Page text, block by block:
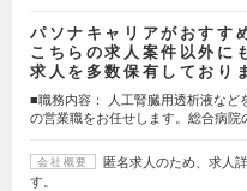
パソナキャリアがおすす
こちらの求人案件以外に
求人を多数保有しており
■職務内容： 人工腎臓用透析液など
の営業職をお任せします。総合病院
会社概要
匿名求人のため、求人
す。